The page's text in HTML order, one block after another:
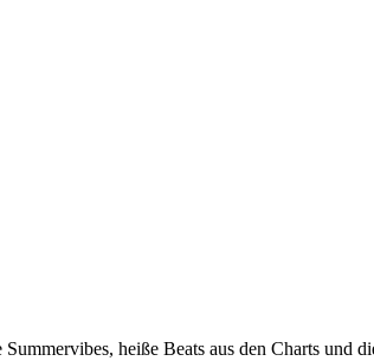
heiße Beats aus den Charts